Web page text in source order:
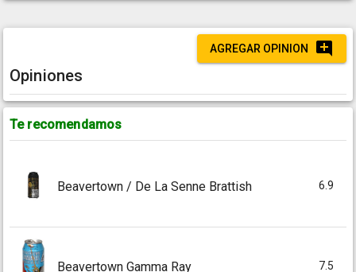
AGREGAR OPINION
Opiniones
Te recomendamos
Beavertown / De La Senne Brattish 6.9
Beavertown Gamma Ray 7.5